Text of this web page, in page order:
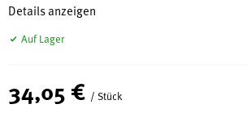
Infos
Kataloge
Details anzeigen
Auf Lager
34,05 € / Stück